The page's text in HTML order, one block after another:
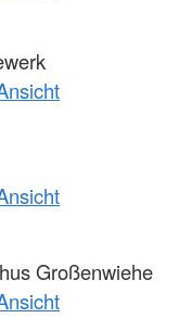
Großenwiehe